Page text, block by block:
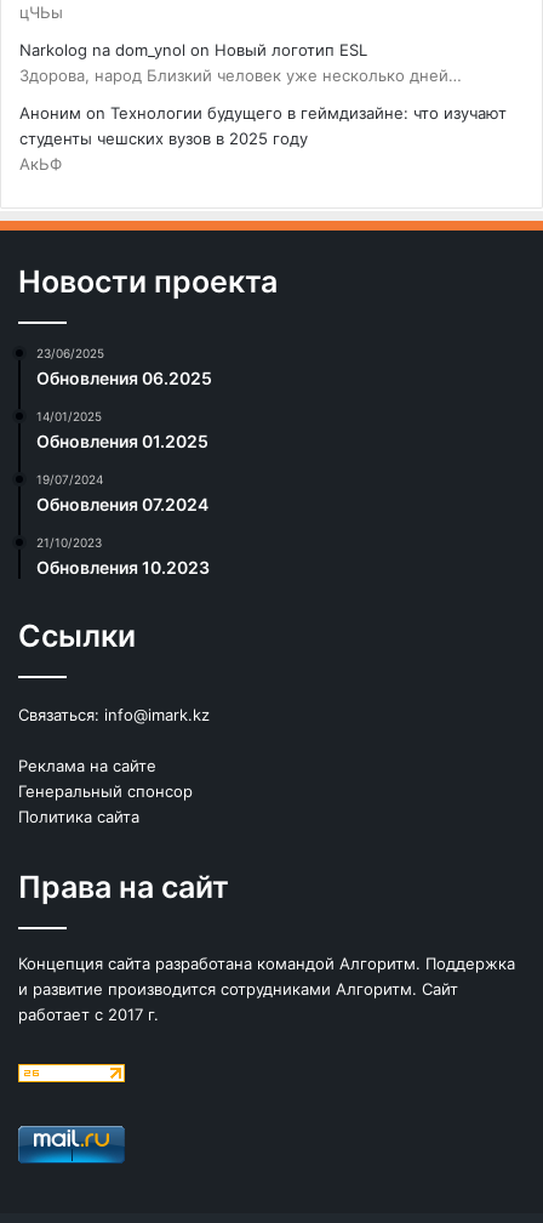
цЧЬы
Narkolog na dom_ynol on Новый логотип ESL
Здорова, народ Близкий человек уже несколько дней…
Аноним on Технологии будущего в геймдизайне: что изучают
студенты чешских вузов в 2025 году
АкЬФ
Новости проекта
23/06/2025
Обновления 06.2025
14/01/2025
Обновления 01.2025
19/07/2024
Обновления 07.2024
21/10/2023
Обновления 10.2023
Ссылки
Связаться: info@imark.kz
Реклама на сайте
Генеральный спонсор
Политика сайта
Права на сайт
Концепция сайта разработана командой Алгоритм. Поддержка
и развитие производится сотрудниками Алгоритм. Сайт
работает с 2017 г.